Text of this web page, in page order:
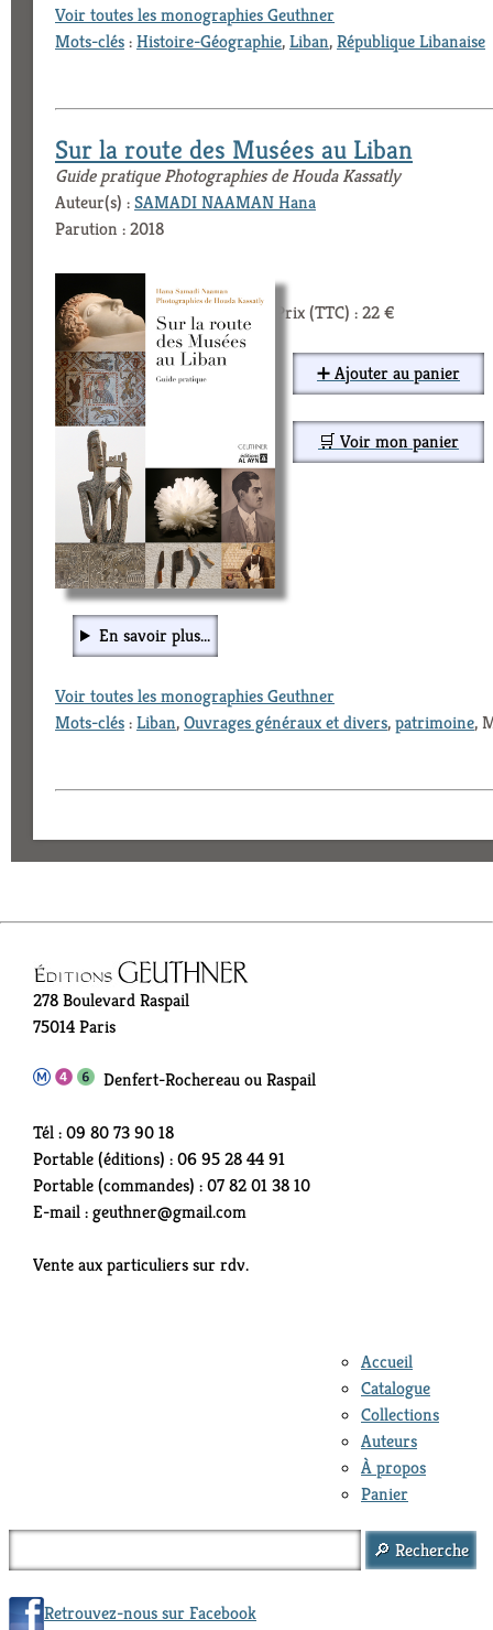
Voir toutes les monographies Geuthner
Mots-clés:Histoire-Géographie,Liban,République Libanaise
Sur la route des Musées au Liban
Guide pratique Photographies de Houda Kassatly
Auteur(s) :SAMADI NAAMAN Hana
Parution : 2018
Prix (TTC) : 22 €
➕ Ajouter au panier
🛒 Voir mon panier
En savoir plus...
Voir toutes les monographies Geuthner
Mots-clés:Liban,Ouvrages généraux et divers,patrimoine,
278 Boulevard Raspail
75014 Paris
Denfert-Rochereau ou Raspail
Tél : 09 80 73 90 18
Portable (éditions) : 06 95 28 44 91
Portable (commandes) : 07 82 01 38 10
E-mail : geuthner@gmail.com
Vente aux particuliers sur rdv.
Accueil
Catalogue
Collections
Auteurs
À propos
Panier
Retrouvez-nous sur Facebook